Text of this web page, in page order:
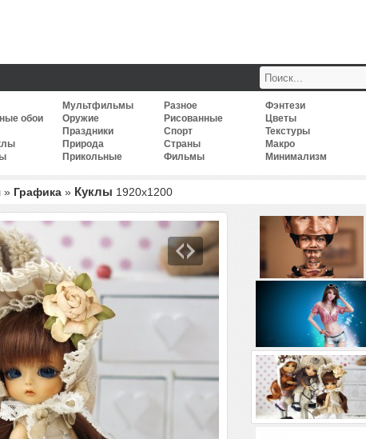
обои
Мультфильмы
Оружие
Праздники
Природа
Прикольные
Разное
Рисованные
Спорт
Страны
Фильмы
Фэнтези
Цветы
Текстуры
Макро
Минимализм
» Графика » Куклы 1920x1200